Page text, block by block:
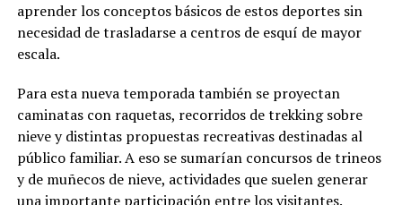
aprender los conceptos básicos de estos deportes sin
necesidad de trasladarse a centros de esquí de mayor
escala.
Para esta nueva temporada también se proyectan
caminatas con raquetas, recorridos de trekking sobre
nieve y distintas propuestas recreativas destinadas al
público familiar. A eso se sumarían concursos de trineos
y de muñecos de nieve, actividades que suelen generar
una importante participación entre los visitantes.